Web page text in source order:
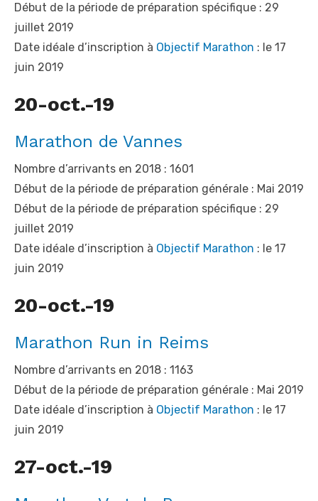
Début de la période de préparation spécifique : 29
juillet 2019
Date idéale d’inscription à Objectif Marathon : le 17
juin 2019
20-oct.-19
Marathon de Vannes
Nombre d’arrivants en 2018 : 1601
Début de la période de préparation générale : Mai 2019
Début de la période de préparation spécifique : 29
juillet 2019
Date idéale d’inscription à Objectif Marathon : le 17
juin 2019
20-oct.-19
Marathon Run in Reims
Nombre d’arrivants en 2018 : 1163
Début de la période de préparation générale : Mai 2019
Date idéale d’inscription à Objectif Marathon : le 17
juin 2019
27-oct.-19